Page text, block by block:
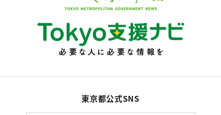
東京都公式SNS